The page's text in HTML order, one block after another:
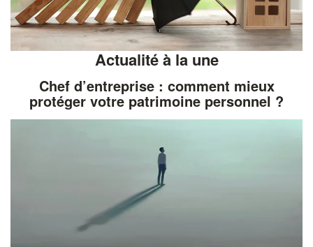
Actualité à la une
Chef d’entreprise : comment mieux
protéger votre patrimoine personnel ?